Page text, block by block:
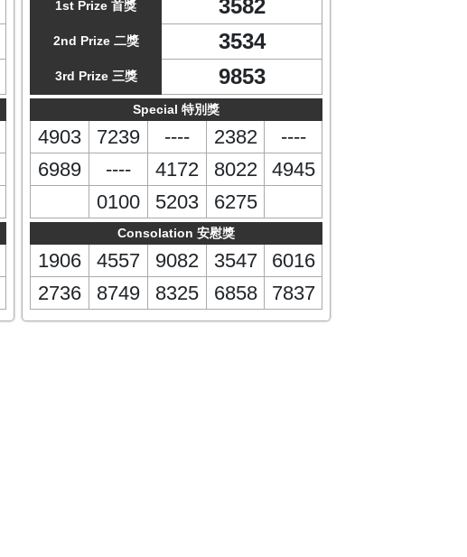
1st Prize 首獎 3582
2nd Prize 二獎 3534
3rd Prize 三獎 9853
Special 特別獎
4903 7239 ---- 2382
----
6989
---- 4172 8022
4945
0100
5203 6275
Consolation 安慰獎
1906 4557 9082 3547
6016
2736
8749 8325 6858 7837